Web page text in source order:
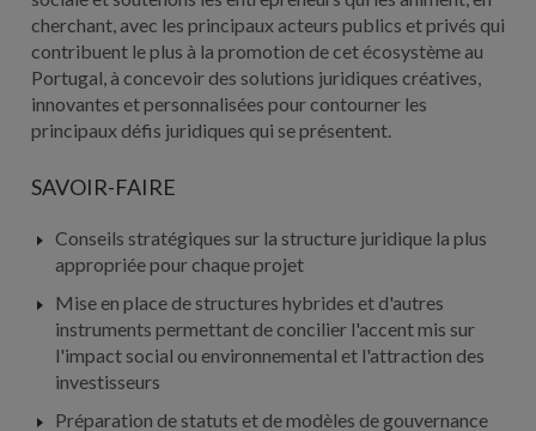
cherchant, avec les principaux acteurs publics et privés qui
contribuent le plus à la promotion de cet écosystème au
Portugal, à concevoir des solutions juridiques créatives,
innovantes et personnalisées pour contourner les
principaux défis juridiques qui se présentent.
SAVOIR-FAIRE
Conseils stratégiques sur la structure juridique la plus
appropriée pour chaque projet
Mise en place de structures hybrides et d'autres
instruments permettant de concilier l'accent mis sur
l'impact social ou environnemental et l'attraction des
investisseurs
Préparation de statuts et de modèles de gouvernance